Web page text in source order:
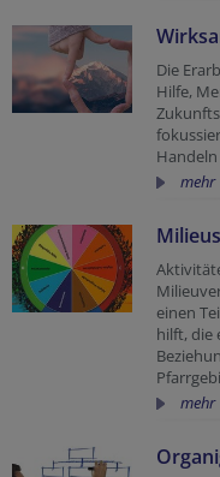
Die
Hilfe,
mehr
einen
hilft, die
mehr